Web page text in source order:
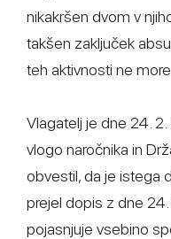
nikakršen dvom v
takšen zaključek
teh aktivnosti ne
Vlagatelj je dne 24.
vlogo naročnika in
obvestil, da je istega
prejel dopis z dne
pojasnjuje vsebino